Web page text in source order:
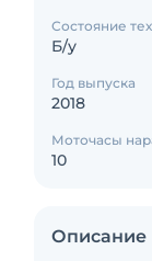
Состояние
Б/у
Год выпуска
2018
Моточасы
10
Описание